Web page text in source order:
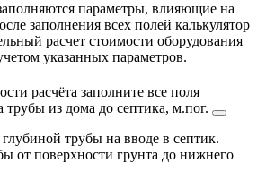
параметры, влияющие на
заполнения всех полей калькулятор
расчет стоимости оборудования
указанных параметров.
расчёта заполните все поля
трубы из дома до септика, м.пог.
трубы на вводе в септик.
от поверхности грунта до нижнего